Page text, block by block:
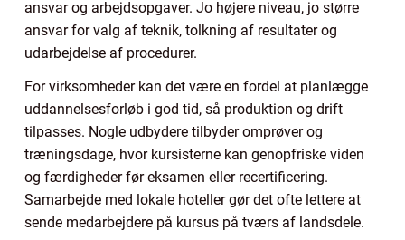
ansvar og arbejdsopgaver. Jo højere niveau, jo større
ansvar for valg af teknik, tolkning af resultater og
udarbejdelse af procedurer.
For virksomheder kan det være en fordel at planlægge
uddannelsesforløb i god tid, så produktion og drift
tilpasses. Nogle udbydere tilbyder omprøver og
træningsdage, hvor kursisterne kan genopfriske viden
og færdigheder før eksamen eller recertificering.
Samarbejde med lokale hoteller gør det ofte lettere at
sende medarbejdere på kursus på tværs af landsdele.